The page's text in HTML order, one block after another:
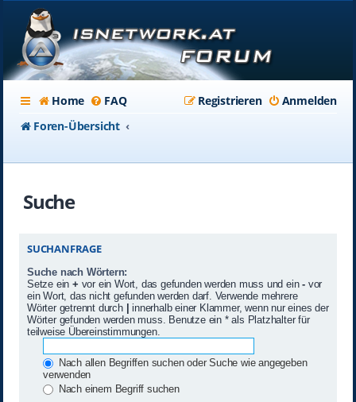
Home FAQ Anmelden
Registrieren
Foren-Übersicht
Suche
SUCHANFRAGE
Suche nach Wörtern:
Setze ein + vor ein Wort, das gefunden werden muss und ein-vor
ein Wort, das nicht gefunden werden darf. Verwende mehrere
Wörter getrennt durch | innerhalb einer Klammer, wenn nur eines der
Wörter gefunden werden muss. Benutze ein * als Platzhalter für
teilweise Übereinstimmungen.
Nach allen Begriffen suchen oder Suche wie angegeben
verwenden
Nach einem Begriff suchen